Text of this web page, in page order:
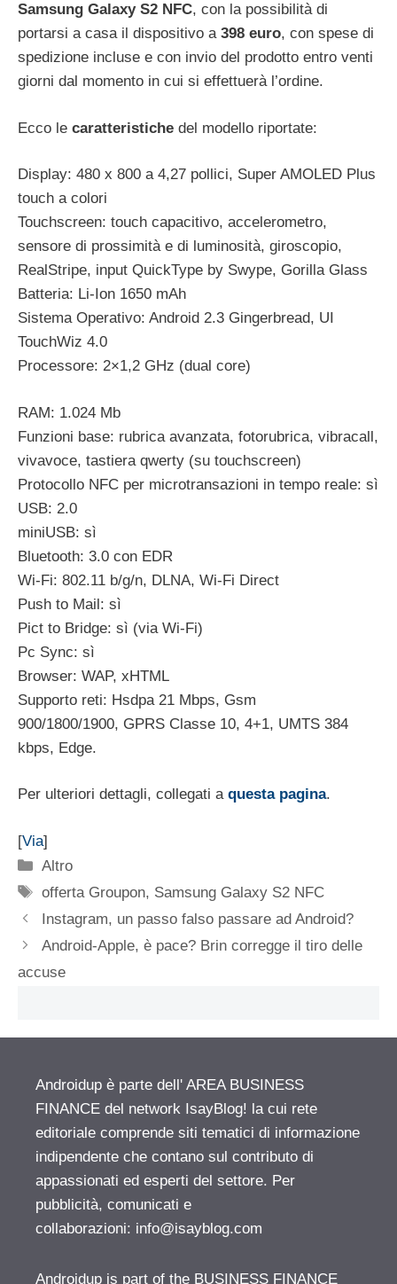
Samsung Galaxy S2 NFC, con la possibilità di
portarsi a casa il dispositivo a 398 euro, con spese di
spedizione incluse e con invio del prodotto entro venti
giorni dal momento in cui si effettuerà l’ordine.
Ecco le caratteristiche del modello riportate:
Display: 480 x 800 a 4,27 pollici, Super AMOLED Plus
touch a colori
Touchscreen: touch capacitivo, accelerometro,
sensore di prossimità e di luminosità, giroscopio,
RealStripe, input QuickType by Swype, Gorilla Glass
Batteria: Li-Ion 1650 mAh
Sistema Operativo: Android 2.3 Gingerbread, UI
TouchWiz 4.0
Processore: 2×1,2 GHz (dual core)
RAM: 1.024 Mb
Funzioni base: rubrica avanzata, fotorubrica, vibracall,
vivavoce, tastiera qwerty (su touchscreen)
Protocollo NFC per microtransazioni in tempo reale: sì
USB: 2.0
miniUSB: sì
Bluetooth: 3.0 con EDR
Wi-Fi: 802.11 b/g/n, DLNA, Wi-Fi Direct
Push to Mail: sì
Pict to Bridge: sì (via Wi-Fi)
Pc Sync: sì
Browser: WAP, xHTML
Supporto reti: Hsdpa 21 Mbps, Gsm
900/1800/1900, GPRS Classe 10, 4+1, UMTS 384
kbps, Edge.
Per ulteriori dettagli, collegati a questa pagina.
[Via]
Categorie
Altro
Tag
offerta Groupon, Samsung Galaxy S2 NFC
Instagram, un passo falso passare ad Android?
Android-Apple, è pace? Brin corregge il tiro delle
accuse
Androidup è parte dell' AREA BUSINESS
FINANCE del network IsayBlog! la cui rete
editoriale comprende siti tematici di informazione
indipendente che contano sul contributo di
appassionati ed esperti del settore. Per
pubblicità, comunicati e
collaborazioni: info@isayblog.com
Androidup is part of the BUSINESS FINANCE